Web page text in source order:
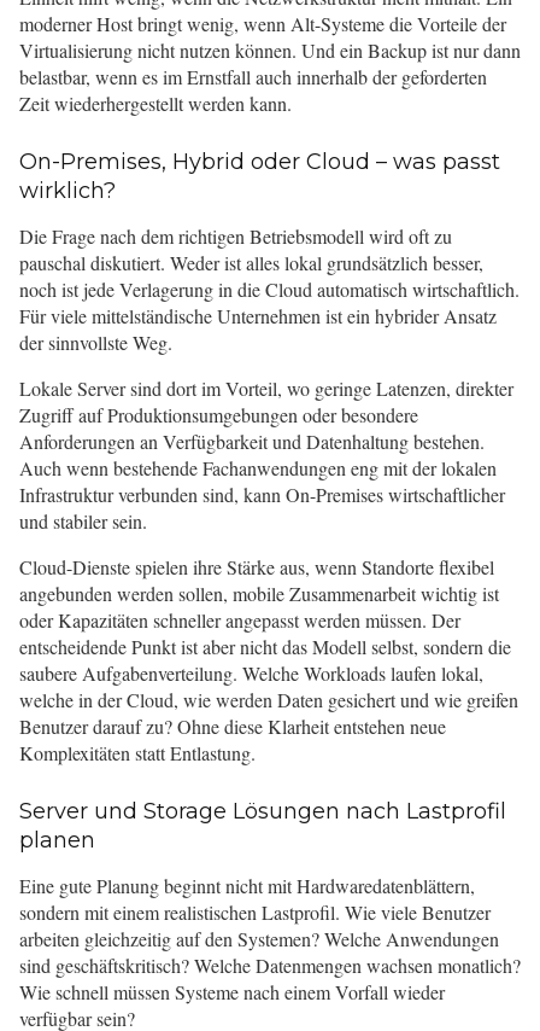
moderner Host bringt wenig, wenn Alt-Systeme die Vorteile der
Virtualisierung nicht nutzen können. Und ein Backup ist nur dann
belastbar, wenn es im Ernstfall auch innerhalb der geforderten
Zeit wiederhergestellt werden kann.
On-Premises, Hybrid oder Cloud – was passt
wirklich?
Die Frage nach dem richtigen Betriebsmodell wird oft zu
pauschal diskutiert. Weder ist alles lokal grundsätzlich besser,
noch ist jede Verlagerung in die Cloud automatisch wirtschaftlich.
Für viele mittelständische Unternehmen ist ein hybrider Ansatz
der sinnvollste Weg.
Lokale Server sind dort im Vorteil, wo geringe Latenzen, direkter
Zugriff auf Produktionsumgebungen oder besondere
Anforderungen an Verfügbarkeit und Datenhaltung bestehen.
Auch wenn bestehende Fachanwendungen eng mit der lokalen
Infrastruktur verbunden sind, kann On-Premises wirtschaftlicher
und stabiler sein.
Cloud-Dienste spielen ihre Stärke aus, wenn Standorte flexibel
angebunden werden sollen, mobile Zusammenarbeit wichtig ist
oder Kapazitäten schneller angepasst werden müssen. Der
entscheidende Punkt ist aber nicht das Modell selbst, sondern die
saubere Aufgabenverteilung. Welche Workloads laufen lokal,
welche in der Cloud, wie werden Daten gesichert und wie greifen
Benutzer darauf zu? Ohne diese Klarheit entstehen neue
Komplexitäten statt Entlastung.
Server und Storage Lösungen nach Lastprofil
planen
Eine gute Planung beginnt nicht mit Hardwaredatenblättern,
sondern mit einem realistischen Lastprofil. Wie viele Benutzer
arbeiten gleichzeitig auf den Systemen? Welche Anwendungen
sind geschäftskritisch? Welche Datenmengen wachsen monatlich?
Wie schnell müssen Systeme nach einem Vorfall wieder
verfügbar sein?